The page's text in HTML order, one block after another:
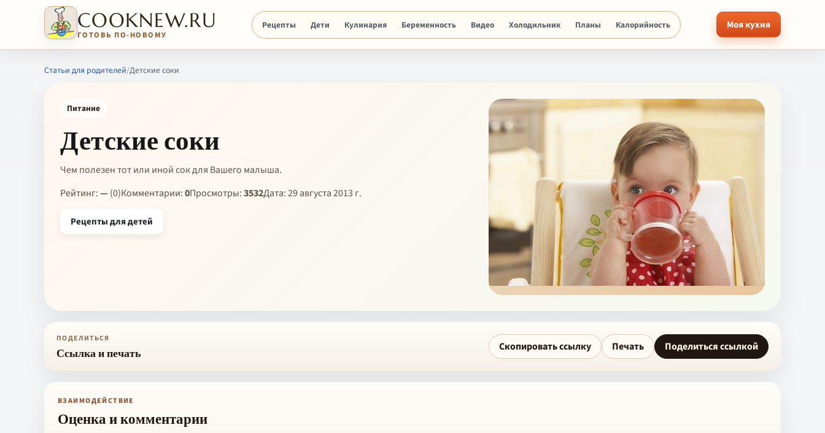
COOKNEW.RU
ГОТОВЬ ПО-НОВОМУ
Рецепты Дети Кулинария Беременность Видео Холодильник Планы Калорийность Моя кухня
Статьи для родителей/Детские соки
Питание
Детские соки
Чем полезен тот или иной сок для Вашего малыша.
Рейтинг:— (0)Комментарии:0Просмотры:3532Дата: 29 августа 2013 г.
Рецепты для детей
ПОДЕЛИТЬСЯ
Ссылка и печать Скопировать ссылку Печать Поделиться ссылкой
ВЗАИМОДЕЙСТВИЕ
Оценка и комментарии